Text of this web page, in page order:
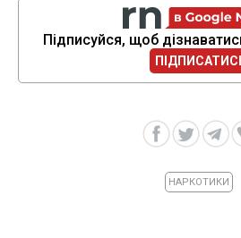
Підписуйся, щоб
НАРКОТИКИ